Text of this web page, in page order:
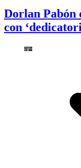
Dorlan Pabón
con